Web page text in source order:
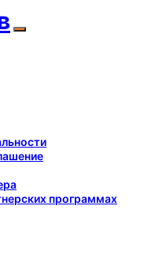
программах